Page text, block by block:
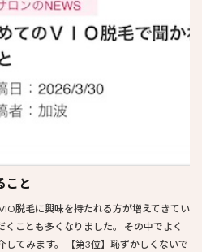
こと
脱毛に興味を持たれる方が増えてきてい
ことも多くなりました。 その中でよく
してみます。 【第3位】恥ずかしくないで